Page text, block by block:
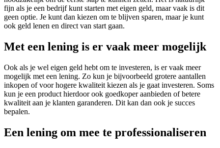
fijn als je een bedrijf kunt starten met eigen geld, maar vaak is dit
geen optie. Je kunt dan kiezen om te blijven sparen, maar je kunt
ook geld lenen en direct van start gaan.
Met een lening is er vaak meer mogelijk
Ook als je wel eigen geld hebt om te investeren, is er vaak meer
mogelijk met een lening. Zo kun je bijvoorbeeld grotere aantallen
inkopen of voor hogere kwaliteit kiezen als je gaat investeren. Soms
kun je een product hierdoor ook goedkoper aanbieden of betere
kwaliteit aan je klanten garanderen. Dit kan dan ook je succes
bepalen.
Een lening om mee te professionaliseren